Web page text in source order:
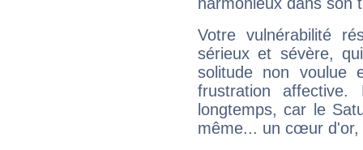
harmonieux dans son
Votre vulnérabilité
sérieux et sévère,
solitude non voulue
frustration
longtemps, car le
même... un cœur d'or,